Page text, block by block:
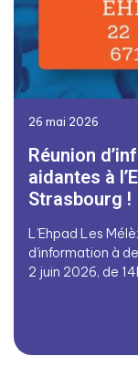
26 mai 2026
Réunion
aidantes à
Strasbourg !
L’Ehpad Les
d’information à
2 juin 2026, de